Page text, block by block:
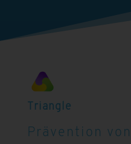
Triangle
Prävention